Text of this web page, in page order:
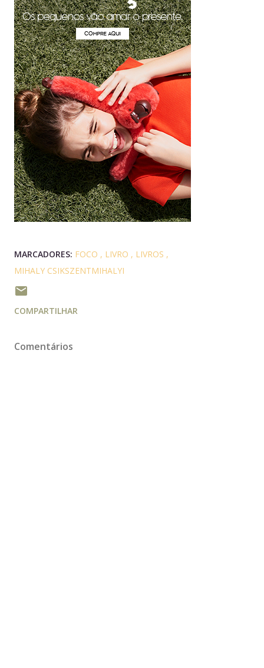
MARCADORES: FOCO LIVRO
LIVROS
MIHALY CSIKSZENTMIHALYI
COMPARTILHAR
Comentários